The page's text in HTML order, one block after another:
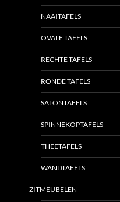
NAAITAFELS
OVALE TAFELS
RECHTE TAFELS
RONDE TAFELS
SALONTAFELS
SPINNEKOPTAFELS
THEETAFELS
WANDTAFELS
ZITMEUBELEN